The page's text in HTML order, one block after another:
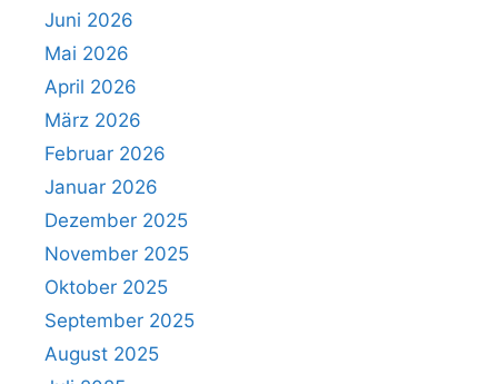
Juni 2026
Mai 2026
April 2026
März 2026
Februar 2026
Januar 2026
Dezember 2025
November 2025
Oktober 2025
September 2025
August 2025